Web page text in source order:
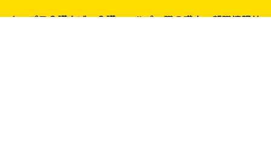
キャプラ介護ナビ－介護・ヘルパー職の求人・転職情報サ